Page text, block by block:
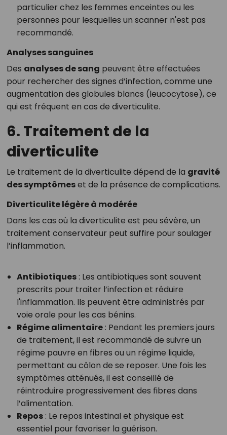
particulier chez les femmes enceintes ou les
personnes pour lesquelles un scanner n'est pas
recommandé.
Analyses sanguines
Des analyses de sang peuvent être effectuées
pour rechercher des signes d’infection, comme une
augmentation des globules blancs (leucocytose), ce
qui est fréquent en cas de diverticulite.
6. Traitement de la
diverticulite
Le traitement de la diverticulite dépend de la gravité
des symptômeset de la présence de complications.
Diverticulite légère à modérée
Dans les cas où la diverticulite est peu sévère, un
traitement conservateur peut suffire pour soulager
l’inflammation.
Antibiotiques: Les antibiotiques sont souvent
prescrits pour traiter l’infection et réduire
l'inflammation. Ils peuvent être administrés par
voie orale pour les cas bénins.
Régime alimentaire: Pendant les premiers jours
de traitement, il est recommandé de suivre un
régime pauvre en fibres ou un régime liquide,
permettant au côlon de se reposer. Une fois les
symptômes atténués, il est conseillé de
réintroduire progressivement des fibres dans
l’alimentation.
Repos: Le repos intestinal et physique est
essentiel pour favoriser la guérison.